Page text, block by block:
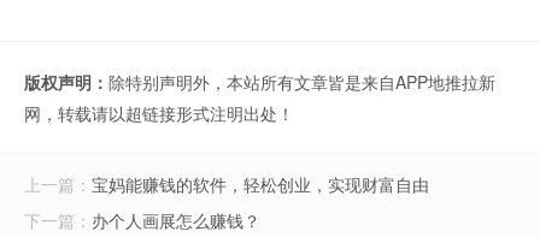
版权声明： 除特别声明外，本站所有文章皆是来自APP地推拉新
网，转载请以超链接形式注明出处！
上一篇： 宝妈能赚钱的软件，轻松创业，实现财富自由
下一篇： 办个人画展怎么赚钱？